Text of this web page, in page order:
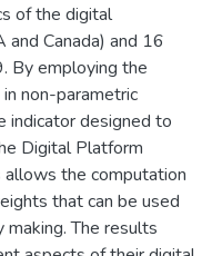
of the digital
Canada) and 16
By employing the
non-parametric
indicator designed to
Digital Platform
allows the computation
that can be used
The results